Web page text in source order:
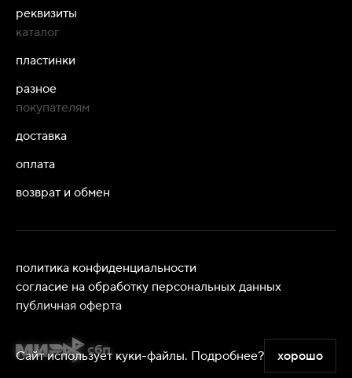
реквизиты
каталог
пластинки
разное
покупателям
доставка
оплата
возврат и обмен
политика конфиденциальности
согласие на обработку персональных данных
публичная оферта
Сайт использует куки-файлы. Подробнее? хорошо